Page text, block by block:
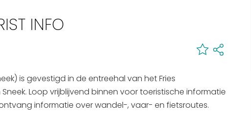
INFO
is gevestigd in de entreehal van het Fries
Loop vrijblijvend binnen voor toeristische informatie
informatie over wandel-, vaar- en fietsroutes.